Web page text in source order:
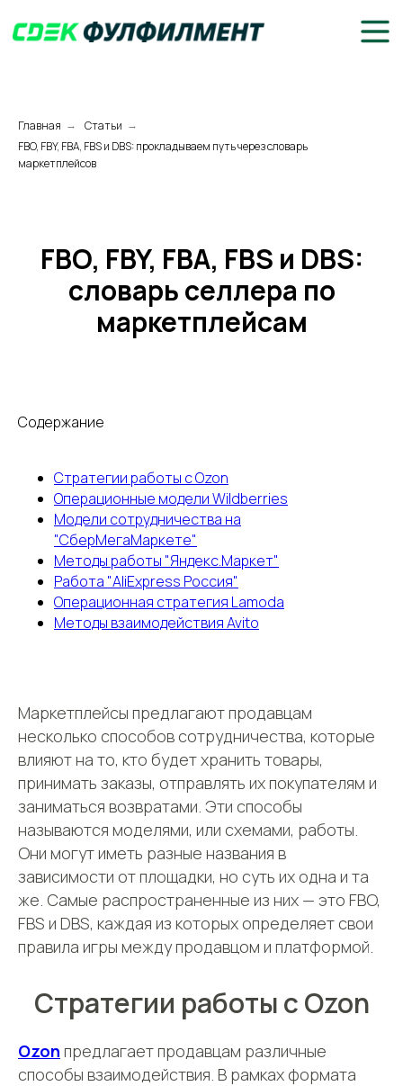
Главная → Статьи →
FBO, FBY, FBA, FBS и DBS: прокладываем путь через словарь
маркетплейсов
FBO, FBY, FBA, FBS и DBS:
словарь селлера по
маркетплейсам
Содержание
Стратегии работы с Ozon
Операционные модели Wildberries
Модели сотрудничества на
"СберМегаМаркете"
Методы работы "Яндекс.Маркет"
Работа "AliExpress Россия"
Операционная стратегия Lamoda
Методы взаимодействия Avito
Маркетплейсы предлагают продавцам
несколько способов сотрудничества, которые
влияют на то, кто будет хранить товары,
принимать заказы, отправлять их покупателям и
заниматься возвратами. Эти способы
называются моделями, или схемами, работы.
Они могут иметь разные названия в
зависимости от площадки, но суть их одна и та
же. Самые распространенные из них — это FBO,
FBS и DBS, каждая из которых определяет свои
правила игры между продавцом и платформой.
Стратегии работы с Ozon
Ozon предлагает продавцам различные
способы взаимодействия. В рамках формата